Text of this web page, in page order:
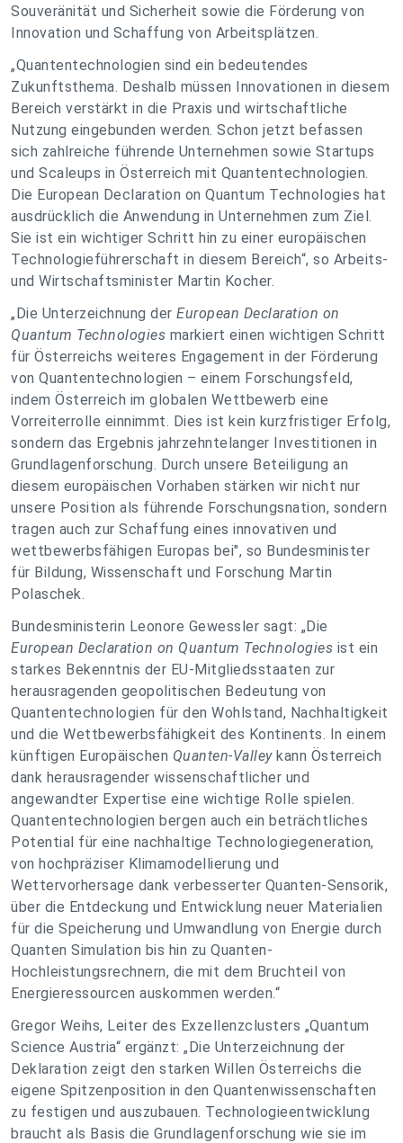
Souveränität und Sicherheit sowie die Förderung von
Innovation und Schaffung von Arbeitsplätzen.
„Quantentechnologien sind ein bedeutendes
Zukunftsthema. Deshalb müssen Innovationen in diesem
Bereich verstärkt in die Praxis und wirtschaftliche
Nutzung eingebunden werden. Schon jetzt befassen
sich zahlreiche führende Unternehmen sowie Startups
und Scaleups in Österreich mit Quantentechnologien.
Die European Declaration on Quantum Technologies hat
ausdrücklich die Anwendung in Unternehmen zum Ziel.
Sie ist ein wichtiger Schritt hin zu einer europäischen
Technologieführerschaft in diesem Bereich“, so Arbeits-
und Wirtschaftsminister Martin Kocher.
„Die Unterzeichnung der European Declaration on
Quantum Technologies markiert einen wichtigen Schritt
für Österreichs weiteres Engagement in der Förderung
von Quantentechnologien – einem Forschungsfeld,
indem Österreich im globalen Wettbewerb eine
Vorreiterrolle einnimmt. Dies ist kein kurzfristiger Erfolg,
sondern das Ergebnis jahrzehntelanger Investitionen in
Grundlagenforschung. Durch unsere Beteiligung an
diesem europäischen Vorhaben stärken wir nicht nur
unsere Position als führende Forschungsnation, sondern
tragen auch zur Schaffung eines innovativen und
wettbewerbsfähigen Europas bei", so Bundesminister
für Bildung, Wissenschaft und Forschung Martin
Polaschek.
Bundesministerin Leonore Gewessler sagt: „Die
European Declaration on Quantum Technologies ist ein
starkes Bekenntnis der EU-Mitgliedsstaaten zur
herausragenden geopolitischen Bedeutung von
Quantentechnologien für den Wohlstand, Nachhaltigkeit
und die Wettbewerbsfähigkeit des Kontinents. In einem
künftigen Europäischen Quanten-Valleykann Österreich
dank herausragender wissenschaftlicher und
angewandter Expertise eine wichtige Rolle spielen.
Quantentechnologien bergen auch ein beträchtliches
Potential für eine nachhaltige Technologiegeneration,
von hochpräziser Klimamodellierung und
Wettervorhersage dank verbesserter Quanten-Sensorik,
über die Entdeckung und Entwicklung neuer Materialien
für die Speicherung und Umwandlung von Energie durch
Quanten Simulation bis hin zu Quanten-
Hochleistungsrechnern, die mit dem Bruchteil von
Energieressourcen auskommen werden.“
Gregor Weihs, Leiter des Exzellenzclusters „Quantum
Science Austria“ ergänzt: „Die Unterzeichnung der
Deklaration zeigt den starken Willen Österreichs die
eigene Spitzenposition in den Quantenwissenschaften
zu festigen und auszubauen. Technologieentwicklung
braucht als Basis die Grundlagenforschung wie sie im